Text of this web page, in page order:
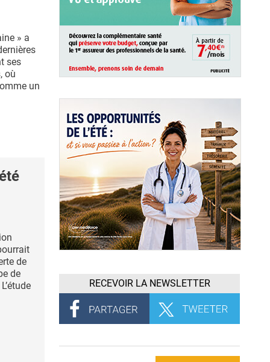
» a
ses
où
un
de
de
RECEVOIR LA NEWSLETTER